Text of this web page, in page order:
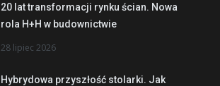
20 lat transformacji rynku ścian. Nowa
rola H+H w budownictwie
28 lipiec 2026
Hybrydowa przyszłość stolarki. Jak